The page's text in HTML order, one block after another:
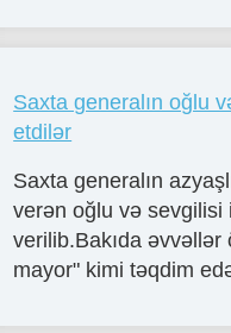
Saxta generalın oğlu
etdilər
Saxta generalın
verən oğlu və sevgilisi
verilib.Bakıda
mayor" kimi təqdim